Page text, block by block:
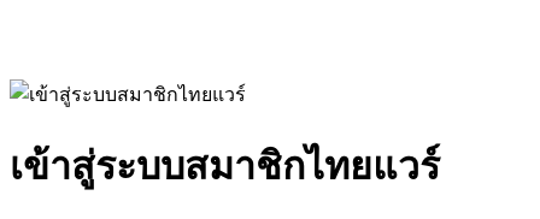
เข้าสู่ระบบสมาชิกไทยแวร์